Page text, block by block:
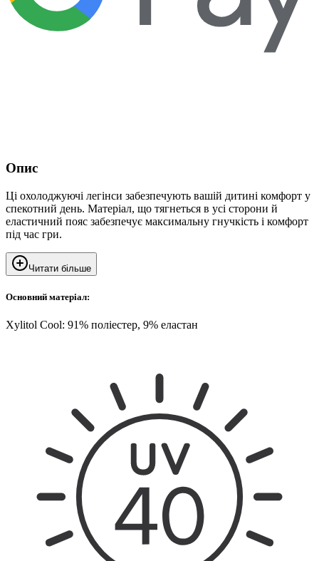
Опис
Ці охолоджуючі легінси забезпечують вашій дитині комфорт у
спекотний день. Матеріал, що тягнеться в усі сторони й
еластичний пояс забезпечує максимальну гнучкість і комфорт
під час гри.
Читати більше
Основний матеріал:
Xylitol Cool: 91% поліестер, 9% еластан